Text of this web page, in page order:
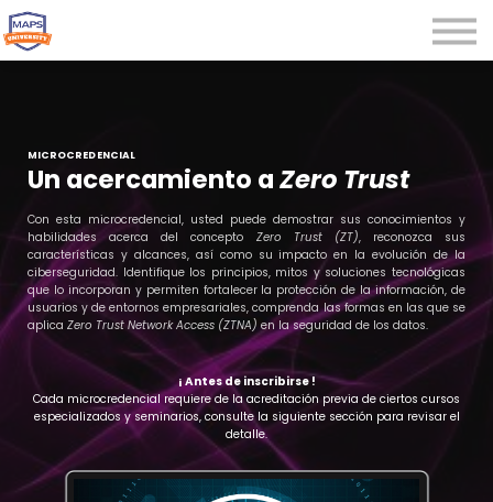
Seminarios
Iniciar sesión
Registrarse
MICROCREDENCIAL
Un acercamiento aZero Trust
Con esta microcredencial, usted puede demostrar sus conocimientos y
habilidades acerca del concepto Zero Trust (ZT), reconozca sus
características y alcances, así como su impacto en la evolución de la
ciberseguridad. Identifique los principios, mitos y soluciones tecnológicas
que lo incorporan y permiten fortalecer la protección de la información, de
usuarios y de entornos empresariales, comprenda las formas en las que se
aplica Zero Trust Network Access (ZTNA) en la seguridad de los datos.
¡ Antes de inscribirse !
Cada microcredencial requiere de la acreditación previa de ciertos cursos
especializados y seminarios, consulte la siguiente sección para revisar el
detalle.